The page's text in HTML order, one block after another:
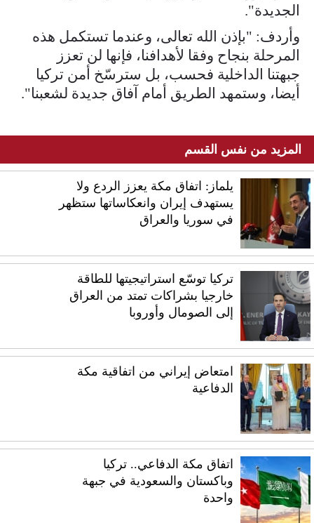
الجديدة".
وأردف: "بإذن الله تعالى، وعندما تستكمل هذه
المرحلة بنجاح وفقا لأهدافنا، فإنها لن تعزز
جبهتنا الداخلية فحسب، بل سترسّخ أمن تركيا
أيضا، وستمهد الطريق أمام آفاق جديدة لشعبنا".
المزيد من نفس القسم
يلماز: اتفاق مكة يعزز الردع ولا
يستهدف إيران وانعكاساتها ستظهر
في سوريا والعراق
تركيا توسّع استراتيجيتها للطاقة
خارجيا بشراكات تمتد من العراق
إلى الصومال وأوروبا
امتعاض إيراني من اتفاقية مكة
الدفاعية
اتفاق مكة الدفاعي.. تركيا
وباكستان والسعودية في جبهة
واحدة